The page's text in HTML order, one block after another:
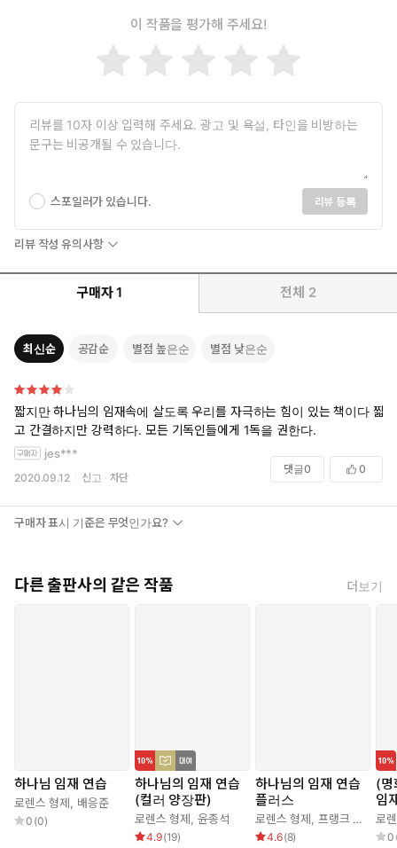
일을 시작할 때에, 그는 자녀로서의 신뢰를 가지고 하나님께 아뢰었
다. “오 나의 하나님, 주께서 저와 함께 계십니다. 이제 저는 당신의
명령에 복종하여, 저의 정신을 이런 외적인 일들에도 기울여야 합니
다. 주님께 간청하오니, 저에게 은혜를 허락하사 계속하여 당신의
임재 속에 거하게 하소서. 이 목적을 위해 당신의 도우심으로 저를
형통하게 하시고, 제 모든 일을 받으시고, 제 모든 애정을 간직하소
서.”
일을 진행하는 동안, 은혜를 간청하기도 하고, 주의 모든 행사들로
인해 찬양을 드리기도 하면서, 그는 계속해서 자신의 창조주와 친밀
한 대화를 이어갔다.
일을 마쳤을 때, 그는 어떻게 책임을 다 이행하게 되었는지 스스로
를 올려 드렸으며, 그렇지 못했다면, 용서를 구하였다. 하지만 그런
경우에도 그는 실망에 빠지지는 않았다. 그는 다시 정신을 가다듬
고, 마치 하나님의 임재에서 벗어나지 않았던 것처럼, 다시금 하나
님의 임재 연습을 지속하였다. _44~45쪽
의 예배나 정해진 기도를 그만두었습니다. 나는 그저 하나님의 거룩
니다. 나는 그런 상태를 하나님의 실제적인 임재라고 부를 수 있습
리 커도, 그것들을 사랑으로 받아들이십시오. 고난을 당하여도 그분
과 함께 있는 것이 낙원입니다. 만약 이 생애에서 우리가 낙원의 평
화를 누리고자 한다면, 하나님과의 친밀하고, 겸손하며, 애정 어린
대화에 익숙해져야 합니다. 어떤 경우에도 우리의 정신이 그분에게
이 작품을 평가해 주세요!
스포일러가 있습니다. 리뷰 등록
리뷰 작성 유의사항
구매자 1 전체 2
최신순 공감순 별점 높은순 별점 낮은순
짧지만 하나님의 임재속에 살도록 우리를 자극하는 힘이 있는 책이다 짧
고 간결하지만 강력하다. 모든 기독인들에게 1독을 권한다.
jes***
2020.09.12 신고 차단
댓글0 0
구매자 표시 기준은 무엇인가요?
다른 출판사의 같은 작품 더보기
하나님 임재 연습
로렌스 형제, 배응준
0 (0)
하나님의 임재 연습
(컬러 양장판)
로렌스 형제, 윤종석
4.9(19)
하나님의 임재 연습
플러스
로렌스 형제, 프랭크 루박
4.6(8)
(명
임
로
0